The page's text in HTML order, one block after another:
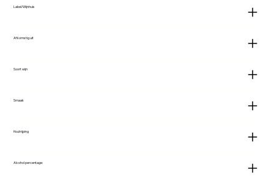
Label/Wijnhuis
Afkomstig uit
Soort wijn
Smaak
Houtrijping
Alcohol percentage: